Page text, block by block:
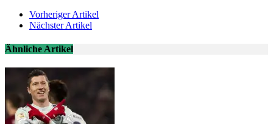
Vorheriger Artikel
Nächster Artikel
Ähnliche Artikel